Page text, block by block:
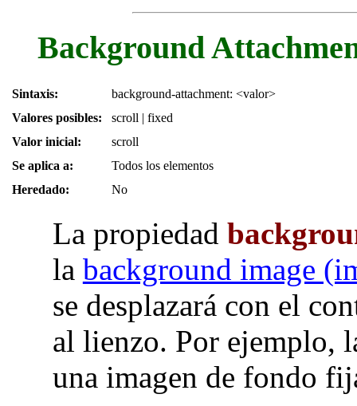
Background
Sintaxis:
background-attachment: <valor>
Valores posibles:
scroll | fixed
Valor inicial:
scroll
Se aplica a:
Todos los elementos
Heredado:
No
La propiedad
la background image
se desplazará con el
al lienzo. Por ejemplo,
una imagen de fondo